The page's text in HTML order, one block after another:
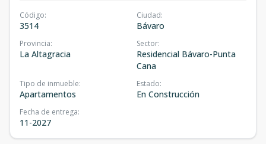
Código:
3514
Ciudad:
Bávaro
Provincia:
La Altagracia
Sector:
Residencial Bávaro-Punta
Cana
Tipo de inmueble:
Apartamentos
Estado:
En Construcción
Fecha de entrega:
11-2027